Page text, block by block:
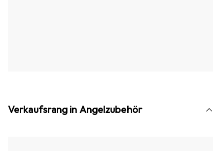
Verkaufsrang in Angelzubehör